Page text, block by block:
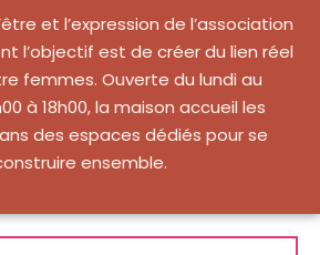
et l’expression de l’association
l’objectif est de créer du lien réel
femmes. Ouverte du lundi au
à 18h00, la maison accueil les
des espaces dédiés pour se
ensemble.